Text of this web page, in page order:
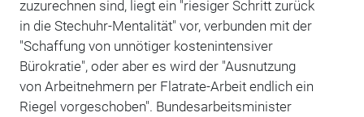
zuzurechnen sind, liegt ein "riesiger Schritt zurück
in die Stechuhr-Mentalität" vor, verbunden mit der
"Schaffung von unnötiger kostenintensiver
Bürokratie", oder aber es wird der "Ausnutzung
von Arbeitnehmern per Flatrate-Arbeit endlich ein
Riegel vorgeschoben". Bundesarbeitsminister